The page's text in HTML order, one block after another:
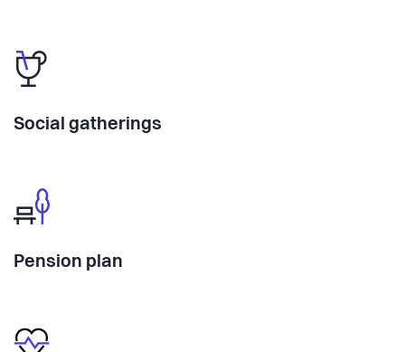
Social gatherings
Pension plan